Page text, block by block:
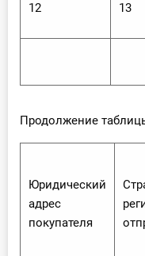
12 13
Продолжение
Юридический
адрес
покупателя